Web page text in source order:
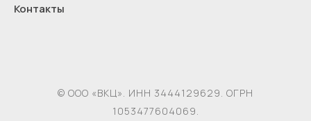
Контакты
© ООО «ВКЦ». ИНН 3444129629. ОГРН
1053477604069.